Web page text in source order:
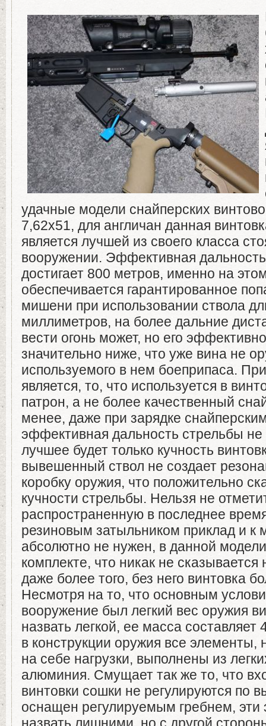
удачные модели снайперских
7,62х51, для англичан данная
является лучшей из своего класса
вооружении. Эффективная
достигает 800 метров, именно на
обеспечивается гарантированное
мишени при использовании ствола
миллиметров, на более дальние
вести огонь может, но его
значительно ниже, что уже вина не
используемого в нем боеприпаса.
является, то, что используется в
патрон, а не более качественный
менее, даже при зарядке
эффективная дальность стрельбы не
лучшее будет только кучность
вывешенный ствол не создает
коробку оружия, что положительно
кучности стрельбы. Нельзя не
распространенную в последнее
резиновым затыльником приклад и к
абсолютно не нужен, в данной модели
комплекте, что никак не
даже более того, без него винтовка
Несмотря на то, что основным
вооружение был легкий вес оружия
назвать легкой, ее масса составляет
в конструкции оружия все
на себе нагрузки, выполнены из
алюминия. Смущает так же то, что
винтовки сошки не регулируются по
оснащен регулируемым гребнем, эти